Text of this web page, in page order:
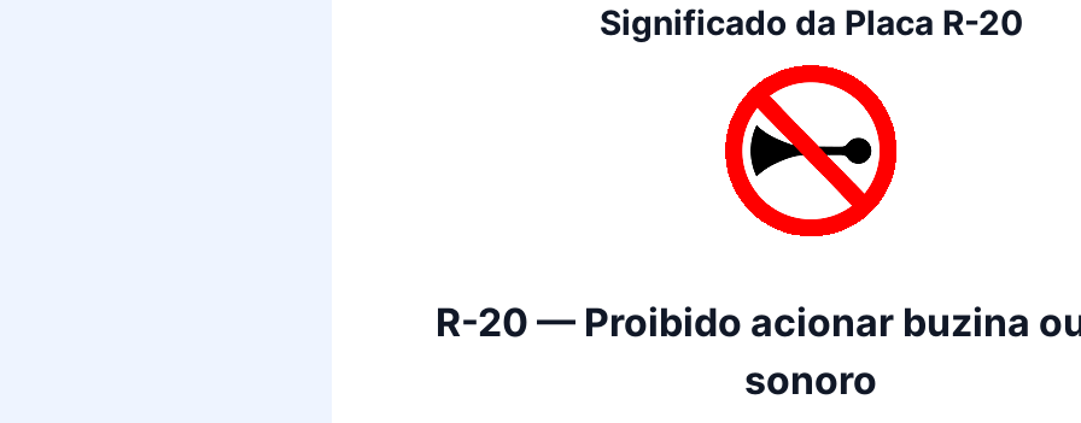
Significado da Placa R-20
R-20 — Proibido acionar buzina
sonoro